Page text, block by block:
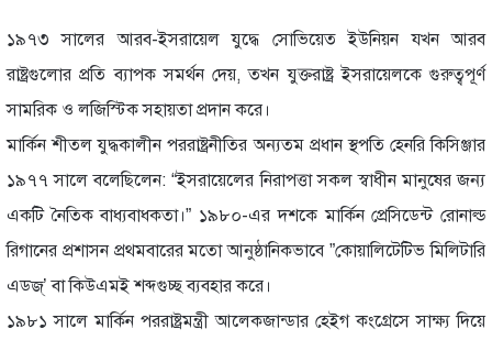
১৯৭৩ সালের আরব-ইসরায়েল যুদ্ধে সোভিয়েত ইউনিয়ন যখন আরব
রাষ্ট্রগুলোর প্রতি ব্যাপক সমর্থন দেয়, তখন যুক্তরাষ্ট্র ইসরায়েলকে গুরুত্বপূর্ণ
সামরিক ও লজিস্টিক সহায়তা প্রদান করে।
মার্কিন শীতল যুদ্ধকালীন পররাষ্ট্রনীতির অন্যতম প্রধান স্থপতি হেনরি কিসিঞ্জার
১৯৭৭ সালে বলেছিলেন: “ইসরায়েলের নিরাপত্তা সকল স্বাধীন মানুষের জন্য
একটি নৈতিক বাধ্যবাধকতা।” ১৯৮০-এর দশকে মার্কিন প্রেসিডেন্ট রোনাল্ড
রিগানের প্রশাসন প্রথমবারের মতো আনুষ্ঠানিকভাবে ”কোয়ালিটেটিভ মিলিটারি
এডজ্’ বা কিউএমই শব্দগুচ্ছ ব্যবহার করে।
১৯৮১ সালে মার্কিন পররাষ্ট্রমন্ত্রী আলেকজান্ডার হেইগ কংগ্রেসে সাক্ষ্য দিয়ে